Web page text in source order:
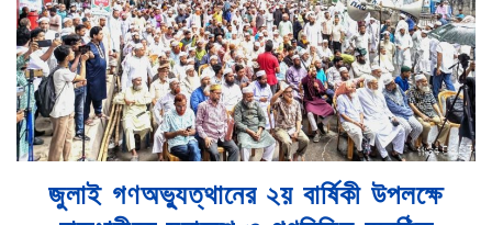
জুলাই গণঅভ্যুত্থানের ২য় বার্ষিকী উপলক্ষে